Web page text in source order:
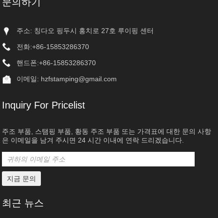
주소: 칭다오 핑두시 홍치로 27호 루이핑 센터
전화:+86-15853286370
핸드폰:+86-15853286370
이메일: hzfstamping@gmail.com
Inquiry For Pricelist
주조 부품, 스탬핑 부품, 황동 주조 부품 또는 가격표에 대한 문의 사항
은 이메일을 남겨 주시면 24 시간 이내에 연락 드리겠습니다.
최근 뉴스